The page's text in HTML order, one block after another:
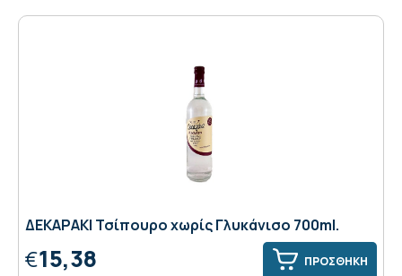
ΔΕΚΑΡΑΚΙ Τσίπουρο χωρίς Γλυκάνισο 700ml.
€15,38 ΠΡΟΣΘΗΚΗ